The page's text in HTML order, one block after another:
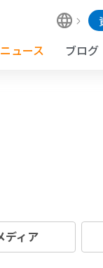
ニュース ブログ
ディア